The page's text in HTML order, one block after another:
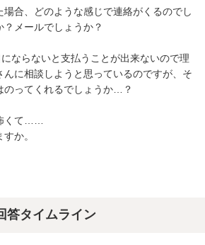
場合、どのような感じで連絡がくるのでし
？メールでしょうか？
ならないと支払うことが出来ないので理
んに相談しようと思っているのですが、そ
のってくれるでしょうか…？
くて……
か。
答タイムライン